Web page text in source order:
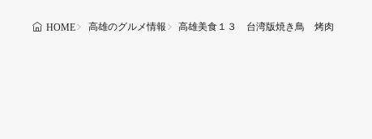
HOME 高雄のグルメ情報 高雄美食１３ 台湾版焼き鳥 烤肉